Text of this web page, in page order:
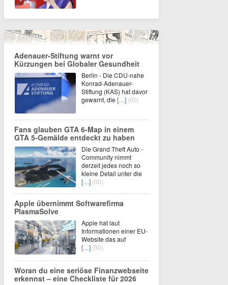
Adenauer-Stiftung warnt vor
Kürzungen bei Globaler Gesundheit
Berlin - Die CDU-nahe
Konrad-Adenauer-
Stiftung (KAS) hat davor
gewarnt, die […] (00)
Fans glauben GTA 6-Map in einem
GTA 5-Gemälde entdeckt zu haben
Die Grand Theft Auto -
Community nimmt
derzeit jedes noch so
kleine Detail unter die
[…] (00)
Apple übernimmt Softwarefirma
PlasmaSolve
Apple hat laut
Informationen einer EU-
Website das auf
[…] (00)
Woran du eine seriöse Finanzwebseite
erkennst – eine Checkliste für 2026